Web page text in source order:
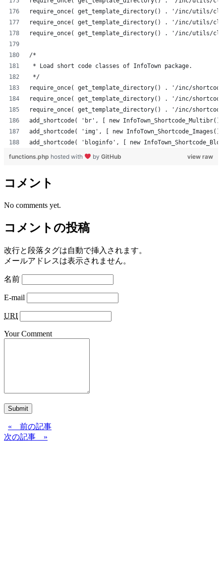
require_once( get_template_directory() . '/inc/utils/
require_once( get_template_directory() . '/inc/utils/
require_once( get_template_directory() . '/inc/utils/
/*
* Load short code classes of InfoTown package.
*/
require_once( get_template_directory() . '/inc/
require_once( get_template_directory() . '/inc/
require_once( get_template_directory() . '/inc/
add_shortcode( 'br', [ new
add_shortcode( 'img', [ new
add_shortcode( 'bloginfo', [ new
view raw
functions.php hosted with by GitHub
コメント
No comments yet.
コメントの投稿
改行と段落タグは自動で挿入されます。
メールアドレスは表示されません。
名前
E-mail
URI
Your Comment
Submit
« 前の記事
次の記事 »